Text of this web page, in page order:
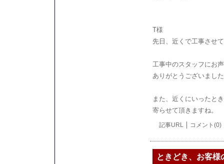
T様
先日、近くで工事させ
工事中のスタッフにお
ありがとうございまし
また、近くにいったとき
寄らせて頂きますね。
記事URL コメント(0)
ときどき、お客様